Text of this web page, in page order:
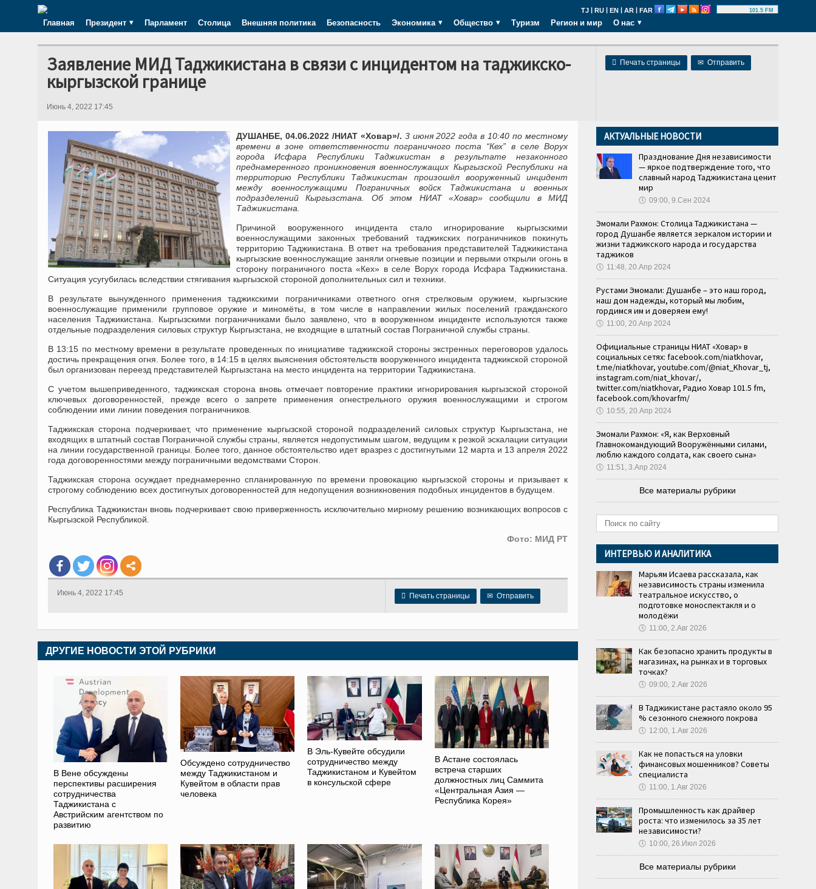
TJ | RU | EN | AR | FAR 101.5 FM
Главная Президент Парламент Столица Внешняя политика Безопасность Экономика Общество Туризм Регион и мир О нас
 Печать страницы ✉ Отправить
Заявление МИД Таджикистана в связи с инцидентом на таджикско-
кыргызской границе
Июнь 4, 2022 17:45
ДУШАНБЕ, 04.06.2022 /НИАТ «Ховар»/. 3 июня 2022 года в 10:40 по местному
времени в зоне ответственности пограничного поста “Кех” в селе Ворух
города Исфара Республики Таджикистан в результате незаконного
преднамеренного проникновения военнослужащих Кыргызской Республики на
территорию Республики Таджикистан произошёл вооруженный инцидент
между военнослужащими Пограничных войск Таджикистана и военных
подразделений Кыргызстана. Об этом НИАТ «Ховар» сообщили в МИД
Таджикистана.
Причиной вооруженного инцидента стало игнорирование кыргызскими
военнослужащими законных требований таджикских пограничников покинуть
территорию Таджикистана. В ответ на требования представителей Таджикистана
кыргызские военнослужащие заняли огневые позиции и первыми открыли огонь в
сторону пограничного поста «Кех» в селе Ворух города Исфара Таджикистана.
Ситуация усугубилась вследствии стягивания кыргызской стороной дополнительных сил и техники.
В результате вынужденного применения таджикскими пограничниками ответного огня стрелковым оружием, кыргызские
военнослужащие применили групповое оружие и миномёты, в том числе в направлении жилых поселений гражданского
населения Таджикистана. Кыргызскими пограничниками было заявлено, что в вооруженном инциденте используются также
отдельные подразделения силовых структур Кыргызстана, не входящие в штатный состав Пограничной службы страны.
В 13:15 по местному времени в результате проведенных по инициативе таджикской стороны экстренных переговоров удалось
достичь прекращения огня. Более того, в 14:15 в целях выяснения обстоятельств вооруженного инцидента таджикской стороной
был организован переезд представителей Кыргызстана на место инцидента на территории Таджикистана.
С учетом вышеприведенного, таджикская сторона вновь отмечает повторение практики игнорирования кыргызской стороной
ключевых договоренностей, прежде всего о запрете применения огнестрельного оружия военнослужащими и строгом
соблюдении ими линии поведения пограничников.
Таджикская сторона подчеркивает, что применение кыргызской стороной подразделений силовых структур Кыргызстана, не
входящих в штатный состав Пограничной службы страны, является недопустимым шагом, ведущим к резкой эскалации ситуации
на линии государственной границы. Более того, данное обстоятельство идет вразрез с достигнутыми 12 марта и 13 апреля 2022
года договоренностями между пограничными ведомствами Сторон.
Таджикская сторона осуждает преднамеренно спланированную по времени провокацию кыргызской стороны и призывает к
строгому соблюдению всех достигнутых договоренностей для недопущения возникновения подобных инцидентов в будущем.
Республика Таджикистан вновь подчеркивает свою приверженность исключительно мирному решению возникающих вопросов с
Кыргызской Республикой.
Фото: МИД РТ
 Печать страницы ✉ Отправить
Июнь 4, 2022 17:45
ДРУГИЕ НОВОСТИ ЭТОЙ РУБРИКИ
В Вене обсуждены
перспективы расширения
сотрудничества
Таджикистана с
Австрийским агентством по
развитию
Обсуждено сотрудничество
между Таджикистаном и
Кувейтом в области прав
человека
В Эль-Кувейте обсудили
сотрудничество между
Таджикистаном и Кувейтом
в консульской сфере
В Астане состоялась
встреча старших
должностных лиц Саммита
«Центральная Азия —
Республика Корея»
АКТУАЛЬНЫЕ НОВОСТИ
Празднование Дня независимости
— яркое подтверждение того, что
славный народ Таджикистана ценит
мир
🕔 09:00, 9.Сен 2024
Эмомали Рахмон: Столица Таджикистана —
город Душанбе является зеркалом истории и
жизни таджикского народа и государства
таджиков
🕔 11:48, 20.Апр 2024
Рустами Эмомали: Душанбе – это наш город,
наш дом надежды, который мы любим,
гордимся им и доверяем ему!
🕔 11:00, 20.Апр 2024
Официальные страницы НИАТ «Ховар» в
социальных сетях: facebook.com/niatkhovar,
t.me/niatkhovar, youtube.com/@niat_Khovar_tj,
instagram.com/niat_khovar/,
twitter.com/niatkhovar, Радио Ховар 101.5 fm,
facebook.com/khovarfm/
🕔 10:55, 20.Апр 2024
Эмомали Рахмон: «Я, как Верховный
Главнокомандующий Вооружёнными силами,
люблю каждого солдата, как своего сына»
🕔 11:51, 3.Апр 2024
Все материалы рубрики
ИНТЕРВЬЮ И АНАЛИТИКА
Марьям Исаева рассказала, как
независимость страны изменила
театральное искусство, о
подготовке моноспектакля и о
молодёжи
🕔 11:00, 2.Авг 2026
Как безопасно хранить продукты в
магазинах, на рынках и в торговых
точках?
🕔 09:00, 2.Авг 2026
В Таджикистане растаяло около 95
% сезонного снежного покрова
🕔 12:00, 1.Авг 2026
Как не попасться на уловки
финансовых мошенников? Советы
специалиста
🕔 11:00, 1.Авг 2026
Промышленность как драйвер
роста: что изменилось за 35 лет
независимости?
🕔 10:00, 26.Июл 2026
Все материалы рубрики